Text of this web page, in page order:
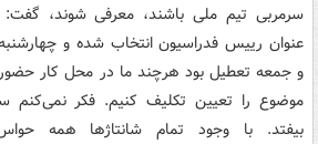
سرمربی تیم ملی باشند، معرفی شوند،
عنوان رییس فدراسیون انتخاب شده و
و جمعه تعطیل بود هرچند ما در محل کار حضور
موضوع را تعیین تکلیف کنیم. فکر نمی‌کنم
بیفتد. با وجود تمام شانتاژها همه